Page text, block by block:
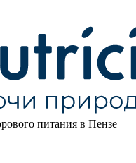
питания в Пензе